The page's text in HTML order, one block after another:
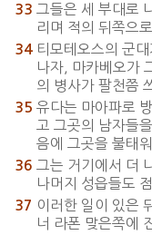
33 그들은 세 부대로
리며 적의 뒤쪽으
34 티모테오스의 군
나자, 마카베오가
의 병사가 팔천쯤
35 유다는 마아파로
고 그곳의 남자들
음에 그곳을 불태
36 그는 거기에서 더
나머지 성읍들도
37 이러한 일이 있은
너 라폰 맞은쪽에